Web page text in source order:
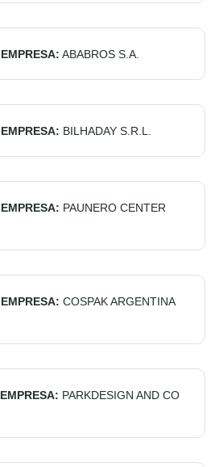
EMPRESA: ABABROS S.A.
EMPRESA: BILHADAY S.R.L.
EMPRESA: PAUNERO CENTER
EMPRESA: COSPAK ARGENTINA
EMPRESA: PARKDESIGN AND CO